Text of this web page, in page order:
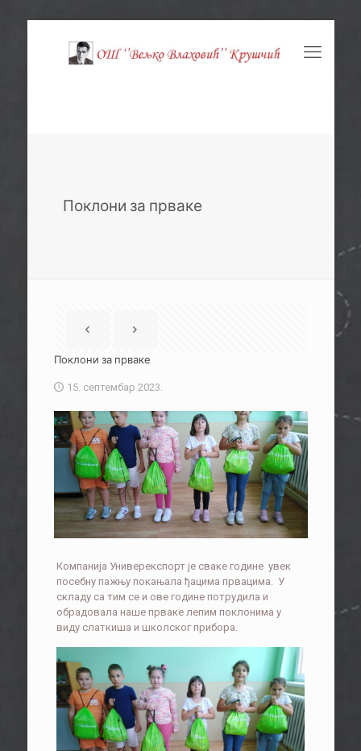
Поклони за прваке
Поклони за прваке
15. септембар 2023.
Компанија Универекспорт је сваке године увек
посебну пажњу покањала ђацима првацима. У
складу са тим се и ове године потрудила и
обрадовала наше прваке лепим поклонима у
виду слаткиша и школског прибора.